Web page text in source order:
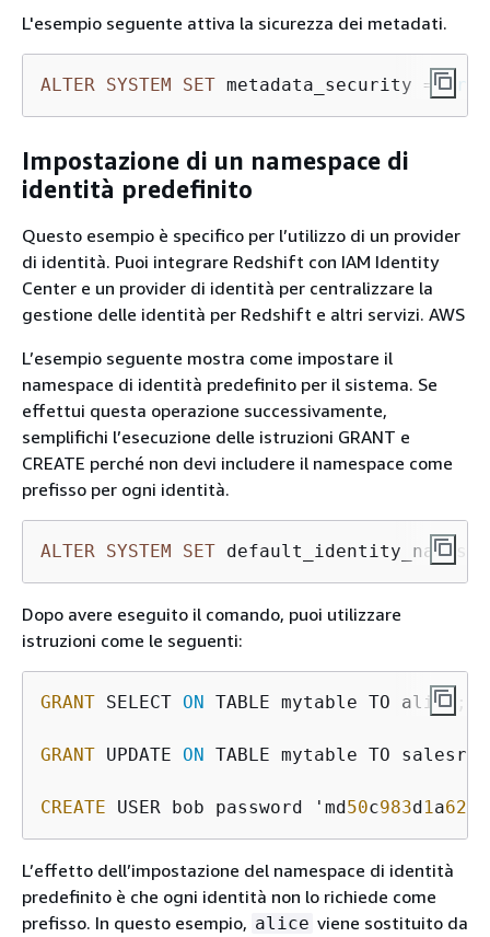
L'esempio seguente attiva la sicurezza dei metadati.
ALTER SYSTEM SET metadata_security = true
Impostazione di un namespace di
identità predefinito
Questo esempio è specifico per l’utilizzo di un provider
di identità. Puoi integrare Redshift con IAM Identity
Center e un provider di identità per centralizzare la
gestione delle identità per Redshift e altri servizi. AWS
L’esempio seguente mostra come impostare il
namespace di identità predefinito per il sistema. Se
effettui questa operazione successivamente,
semplifichi l’esecuzione delle istruzioni GRANT e
CREATE perché non devi includere il namespace come
prefisso per ogni identità.
ALTER SYSTEM SET
Dopo avere eseguito il comando, puoi utilizzare
istruzioni come le seguenti:
GRANT SELECT ON TABLE mytable TO alice;
GRANT UPDATE ON TABLE mytable TO
CREATE USER bob password 'md50c983d1 a
L’effetto dell’impostazione del namespace di identità
predefinito è che ogni identità non lo richiede come
prefisso. In questo esempio, alice viene sostituito da